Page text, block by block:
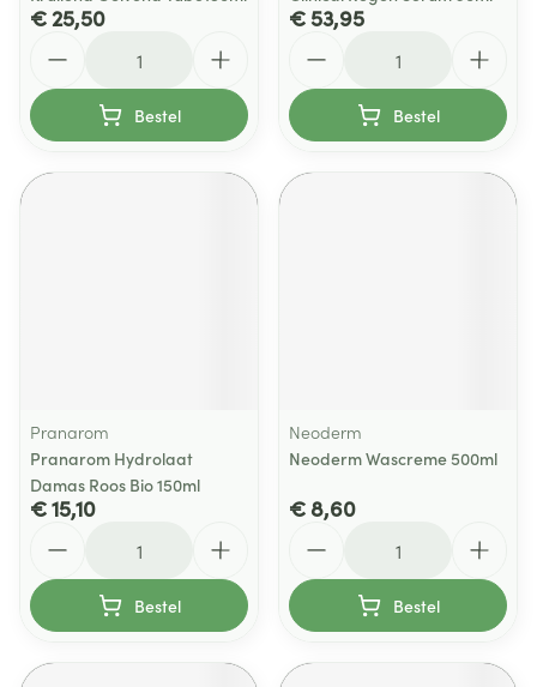
€ 25,50
Bestel
€ 53,95
Bestel
Pranarom
Pranarom Hydrolaat
Damas Roos Bio 150ml
€ 15,10
Bestel
Neoderm
Neoderm Wascreme 500ml
€ 8,60
Bestel